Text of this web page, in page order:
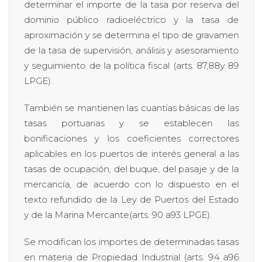
determinar el importe de la tasa por reserva del
dominio público radioeléctrico y la tasa de
aproximación y se determina el tipo de gravamen
de la tasa de supervisión, análisis y asesoramiento
y seguimiento de la política fiscal (arts. 87,88y 89
LPGE).
También se mantienen las cuantías básicas de las
tasas portuarias y se establecen las
bonificaciones y los coeficientes correctores
aplicables en los puertos de interés general a las
tasas de ocupación, del buque, del pasaje y de la
mercancía, de acuerdo con lo dispuesto en el
texto refundido de la Ley de Puertos del Estado
y de la Marina Mercante(arts. 90 a93 LPGE).
Se modifican los importes de determinadas tasas
en materia de Propiedad Industrial (arts. 94 a96